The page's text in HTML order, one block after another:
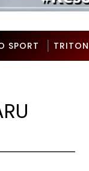
SPORT TRITON